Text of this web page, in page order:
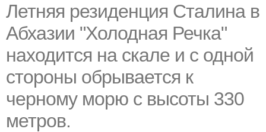
Летняя резиденция Сталина в
Абхазии "Холодная Речка"
находится на скале и с одной
стороны обрывается к
черному морю с высоты 330
метров.